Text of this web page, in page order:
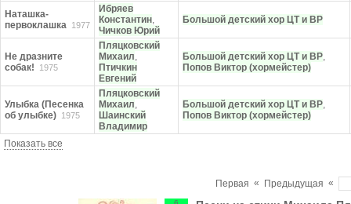
Наташка-
первоклашка 1977
Ибряев
Константин,
Чичков Юрий
Большой детский хор ЦТ и ВР
Не дразните
собак!
1975
Пляцковский
Михаил,
Птичкин
Евгений
Большой детский хор ЦТ и ВР,
Попов Виктор (хормейстер)
Улыбка (Песенка
об улыбке) 1975
Пляцковский
Михаил,
Шаинский
Владимир
Большой детский хор ЦТ и ВР,
Попов Виктор (хормейстер)
Показать все
Первая « Предыдущая «